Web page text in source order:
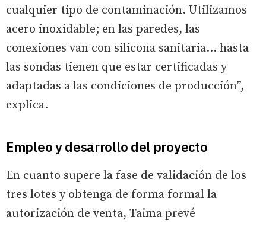
cualquier tipo de contaminación. Utilizamos
acero inoxidable; en las paredes, las
conexiones van con silicona sanitaria… hasta
las sondas tienen que estar certificadas y
adaptadas a las condiciones de producción”,
explica.
Empleo y desarrollo del proyecto
En cuanto supere la fase de validación de los
tres lotes y obtenga de forma formal la
autorización de venta, Taima prevé